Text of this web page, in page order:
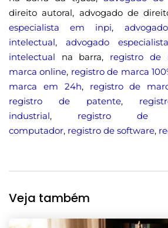
direito autoral, advogado de
especialista em inpi,
intelectual, advogado
intelectual na barra, registro de
marca online, registro de marca
marca em 24h, registro de
registro de patente,
industrial, registro de
computador, registro de software,
Veja também